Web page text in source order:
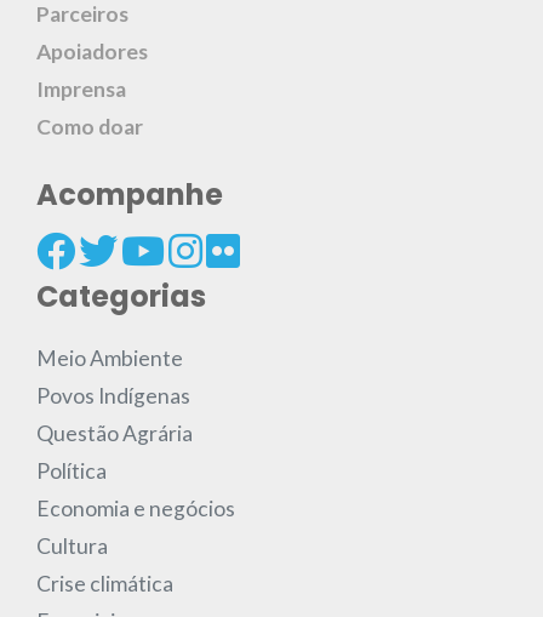
Parceiros
Apoiadores
Imprensa
Como doar
Acompanhe
Categorias
Meio Ambiente
Povos Indígenas
Questão Agrária
Política
Economia e negócios
Cultura
Crise climática